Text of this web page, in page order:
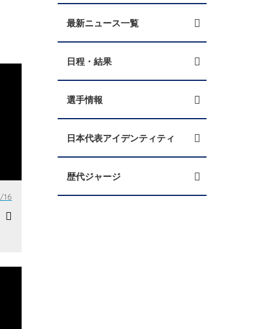
16
最新ニュース一覧
日程・結果
選手情報
日本代表アイデンティティ
歴代ジャージ